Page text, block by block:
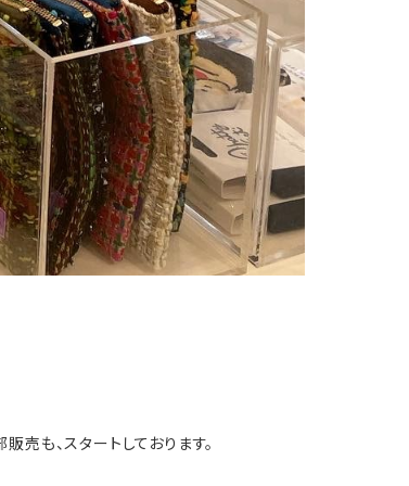
も、スタートしております。